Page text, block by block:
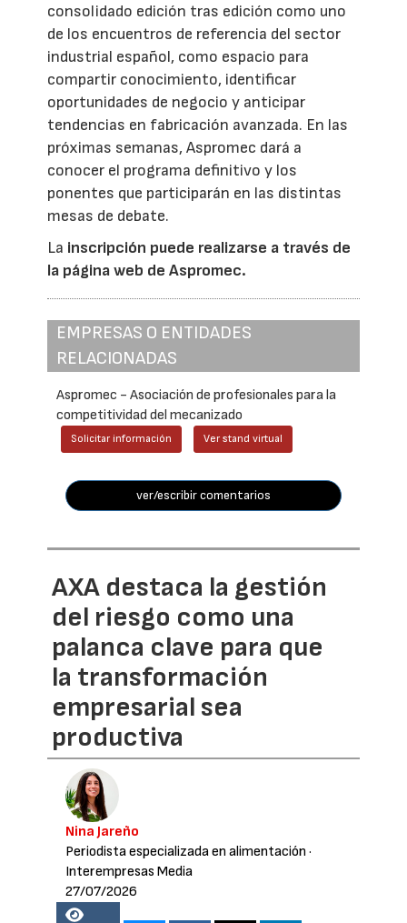
consolidado edición tras edición como uno
de los encuentros de referencia del sector
industrial español, como espacio para
compartir conocimiento, identificar
oportunidades de negocio y anticipar
tendencias en fabricación avanzada. En las
próximas semanas, Aspromec dará a
conocer el programa definitivo y los
ponentes que participarán en las distintas
mesas de debate.
La inscripción puede realizarse a través de
la página web de Aspromec.
EMPRESAS O ENTIDADES
RELACIONADAS
Aspromec - Asociación de profesionales para la
competitividad del mecanizado
Solicitar información Ver stand virtual
ver/escribir comentarios
AXA destaca la gestión
del riesgo como una
palanca clave para que
la transformación
empresarial sea
productiva
Nina Jareño
Periodista especializada en alimentación ·
Interempresas Media
27/07/2026